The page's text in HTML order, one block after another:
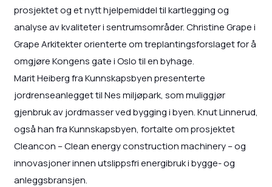
prosjektet og et nytt hjelpemiddel til kartlegging og
analyse av kvaliteter i sentrumsområder. Christine Grape i
Grape Arkitekter orienterte om treplantingsforslaget for å
omgjøre Kongens gate i Oslo til en byhage.
Marit Heiberg fra Kunnskapsbyen presenterte
jordrenseanlegget til Nes miljøpark, som muliggjør
gjenbruk av jordmasser ved bygging i byen. Knut Linnerud,
også han fra Kunnskapsbyen, fortalte om prosjektet
Cleancon – Clean energy construction machinery – og
innovasjoner innen utslippsfri energibruk i bygge- og
anleggsbransjen.